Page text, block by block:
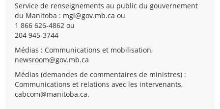
Service de renseignements au public du gouvernement
du Manitoba : mgi@gov.mb.ca ou
1 866 626-4862 ou
204 945-3744
Médias : Communications et mobilisation,
newsroom@gov.mb.ca
Médias (demandes de commentaires de ministres) :
Communications et relations avec les intervenants,
cabcom@manitoba.ca.